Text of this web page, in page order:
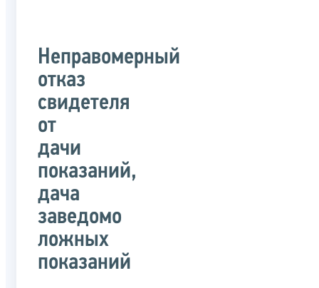
Неправомерный
отказ
свидетеля
от
дачи
показаний,
дача
заведомо
ложных
показаний